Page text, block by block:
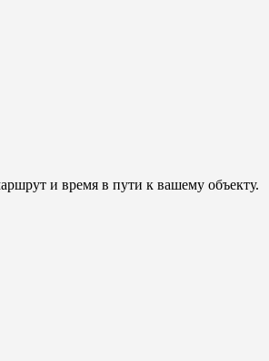
и время в пути к вашему объекту.